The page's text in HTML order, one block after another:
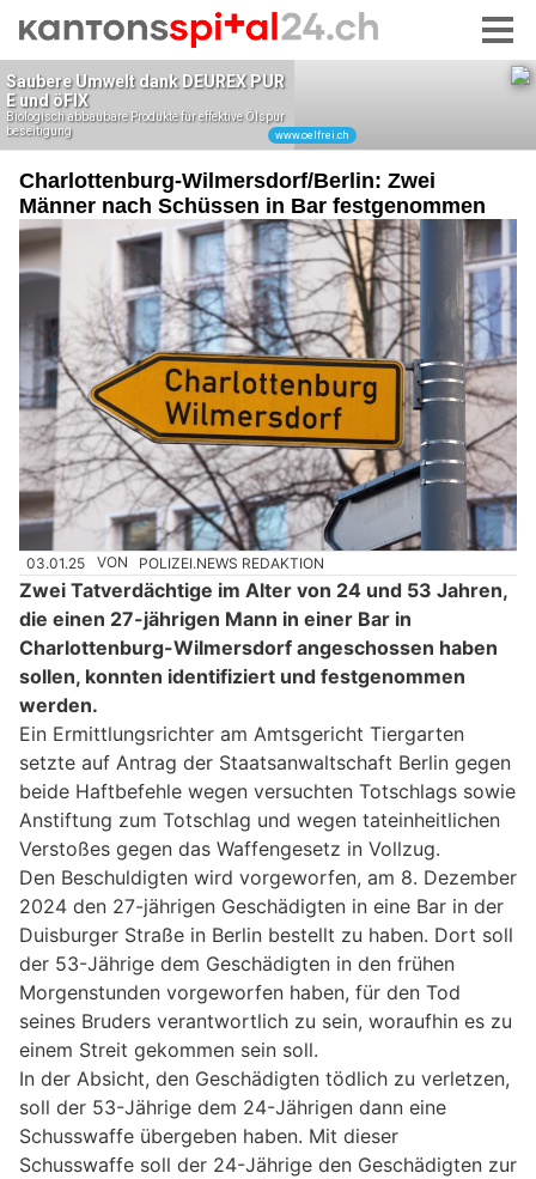
Charlottenburg-Wilmersdorf/Berlin: Zwei
Männer nach Schüssen in Bar festgenommen
03.01.25 VON POLIZEI.NEWS REDAKTION
Zwei Tatverdächtige im Alter von 24 und 53 Jahren,
die einen 27-jährigen Mann in einer Bar in
Charlottenburg-Wilmersdorf angeschossen haben
sollen, konnten identifiziert und festgenommen
werden.
Ein Ermittlungsrichter am Amtsgericht Tiergarten
setzte auf Antrag der Staatsanwaltschaft Berlin gegen
beide Haftbefehle wegen versuchten Totschlags sowie
Anstiftung zum Totschlag und wegen tateinheitlichen
Verstoßes gegen das Waffengesetz in Vollzug.
Den Beschuldigten wird vorgeworfen, am 8. Dezember
2024 den 27-jährigen Geschädigten in eine Bar in der
Duisburger Straße in Berlin bestellt zu haben. Dort soll
der 53-Jährige dem Geschädigten in den frühen
Morgenstunden vorgeworfen haben, für den Tod
seines Bruders verantwortlich zu sein, woraufhin es zu
einem Streit gekommen sein soll.
In der Absicht, den Geschädigten tödlich zu verletzen,
soll der 53-Jährige dem 24-Jährigen dann eine
Schusswaffe übergeben haben. Mit dieser
Schusswaffe soll der 24-Jährige den Geschädigten zur